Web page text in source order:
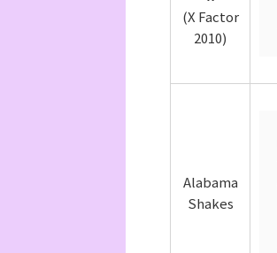
(X Factor
2010)
Alabama
Shakes